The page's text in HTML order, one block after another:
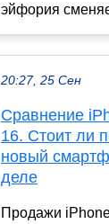
эйфория
20:27, 25 Сен
Сравнение
16. Стоит ли
новый
деле
Продажи